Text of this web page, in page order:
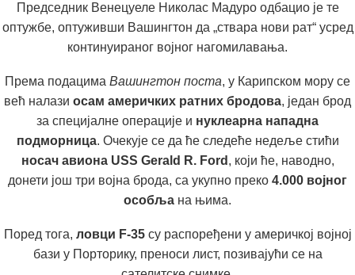
Председник Венецуеле Николас Мадуро одбацио је те
оптужбе, оптуживши Вашингтон да „ствара нови рат“ усред
континуираног војног нагомилавања.
Према подацима Вашингтон поста, у Карипском мору се
већ налази осам америчких ратних бродова, један брод
за специјалне операције и нуклеарна нападна
подморница. Очекује се да ће следеће недеље стићи
носач авиона USS Gerald R. Ford , који ће, наводно,
донети још три војна брода, са укупно преко 4.000 војног
особља на њима.
Поред тога, ловци F-35су распоређени у америчкој војној
бази у Порторику, преноси лист, позивајући се на